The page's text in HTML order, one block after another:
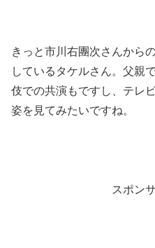
きっと市川右團次さんから
しているタケルさん。父親
伎での共演もですし、テレ
姿を見てみたいですね。
スポン